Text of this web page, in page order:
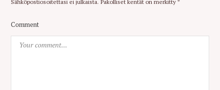
Sähköpostiosoitettasi ei julkaista. Pakolliset kentät on merkitty*
Comment